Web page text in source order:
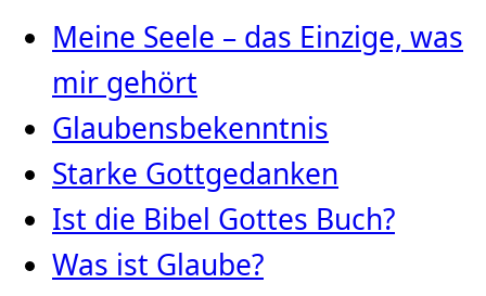
Meine Seele – das Einzige, was
mir gehört
Glaubensbekenntnis
Starke Gottgedanken
Ist die Bibel Gottes Buch?
Was ist Glaube?